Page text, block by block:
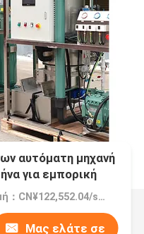
αυτόματη μηχανή
για εμπορική
Τιμή：CN¥122,552.04/sets 1-2 sets
Μας ελάτε σε